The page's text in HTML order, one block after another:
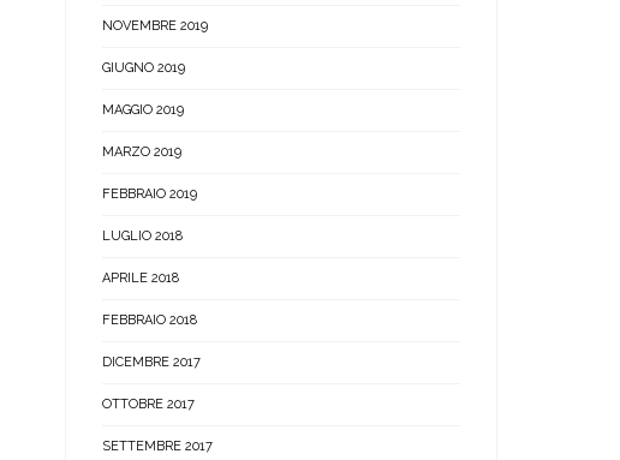
NOVEMBRE 2019
GIUGNO 2019
MAGGIO 2019
MARZO 2019
FEBBRAIO 2019
LUGLIO 2018
APRILE 2018
FEBBRAIO 2018
DICEMBRE 2017
OTTOBRE 2017
SETTEMBRE 2017